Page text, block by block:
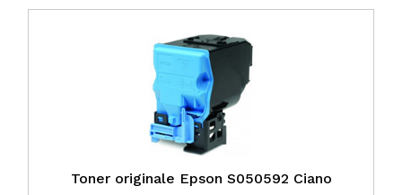
Toner originale Epson S050592 Ciano